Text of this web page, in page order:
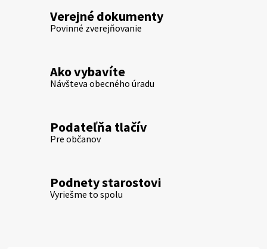
Verejné dokumenty
Povinné zverejňovanie
Ako vybavíte
Návšteva obecného úradu
Podateľňa tlačív
Pre občanov
Podnety starostovi
Vyriešme to spolu